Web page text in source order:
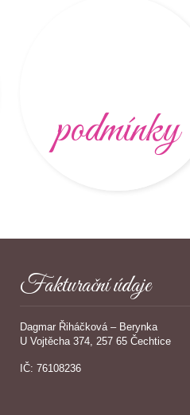
podmínky
Fakturační údaje
Dagmar Řiháčková – Berynka
U Vojtěcha 374, 257 65 Čechtice
IČ: 76108236